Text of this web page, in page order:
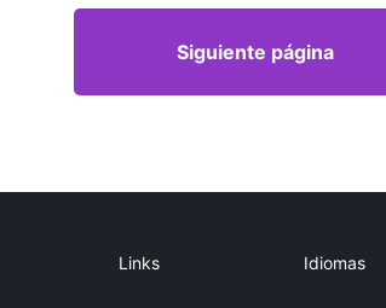
Siguiente página
Links Idiomas